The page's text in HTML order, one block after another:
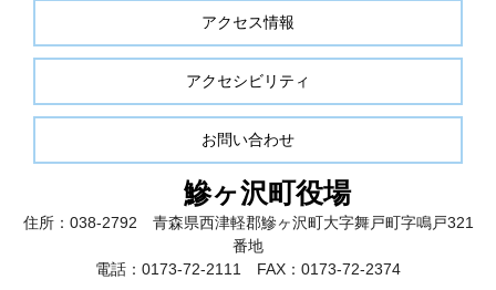
アクセス情報
アクセシビリティ
お問い合わせ
鰺ヶ沢町役場
住所：038-2792 青森県西津軽郡鰺ヶ沢町大字舞戸町字鳴戸321
番地
電話：0173-72-2111 FAX：0173-72-2374